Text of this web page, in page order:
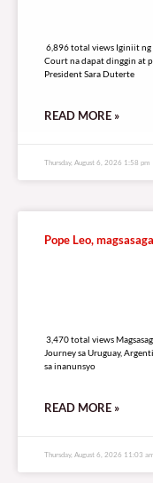
6,896 total views Iginiit ng
Court na dapat dinggin at
President Sara Duterte
READ MORE »
Thursday, August 6, 2026 1:58 pm
Pope Leo,
3,470 total views
Journey sa Uruguay,
sa inanunsyo
READ MORE »
Thursday, August 6, 2026 11:03 am